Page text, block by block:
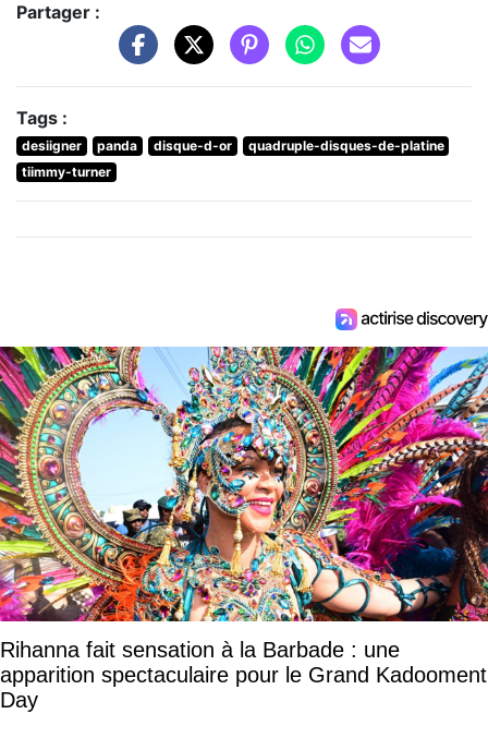
Partager :
Tags :
desiigner panda disque-d-or
quadruple-disques-de-platine
tiimmy-turner
Rihanna fait sensation à la Barbade : une
apparition spectaculaire pour le Grand Kadooment
Day